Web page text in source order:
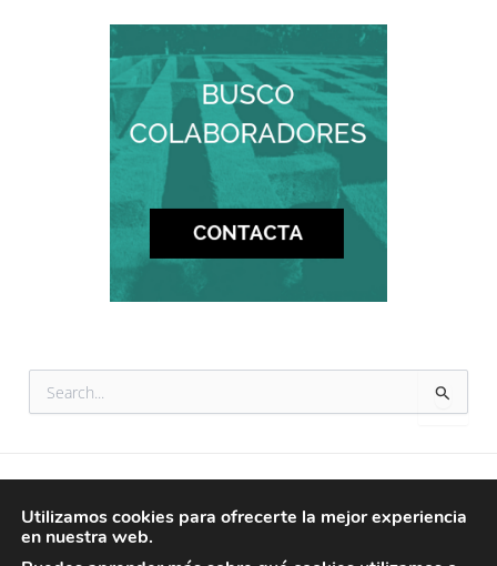
p
o
r
POLÍTICA DE PRIVACIDAD
Utilizamos cookies para ofrecerte la mejor experiencia
en nuestra web.